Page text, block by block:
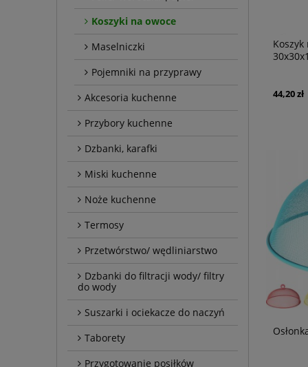
Koszyki na owoce
Maselniczki
Pojemniki na przyprawy
Akcesoria kuchenne
Przybory kuchenne
Dzbanki, karafki
Miski kuchenne
Noże kuchenne
Termosy
Przetwórstwo/ wędliniarstwo
Dzbanki do filtracji wody/ filtry
do wody
Suszarki i ociekacze do naczyń
Taborety
Przygotowanie posiłków
44,20 zł